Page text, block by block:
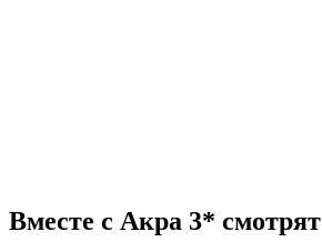
Вместе с Акра 3* смотрят